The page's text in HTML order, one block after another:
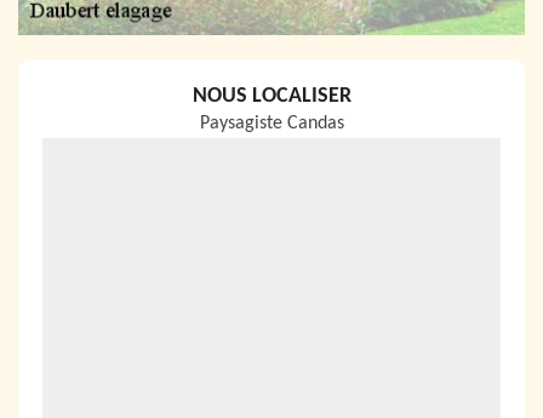
NOUS LOCALISER
Paysagiste Candas